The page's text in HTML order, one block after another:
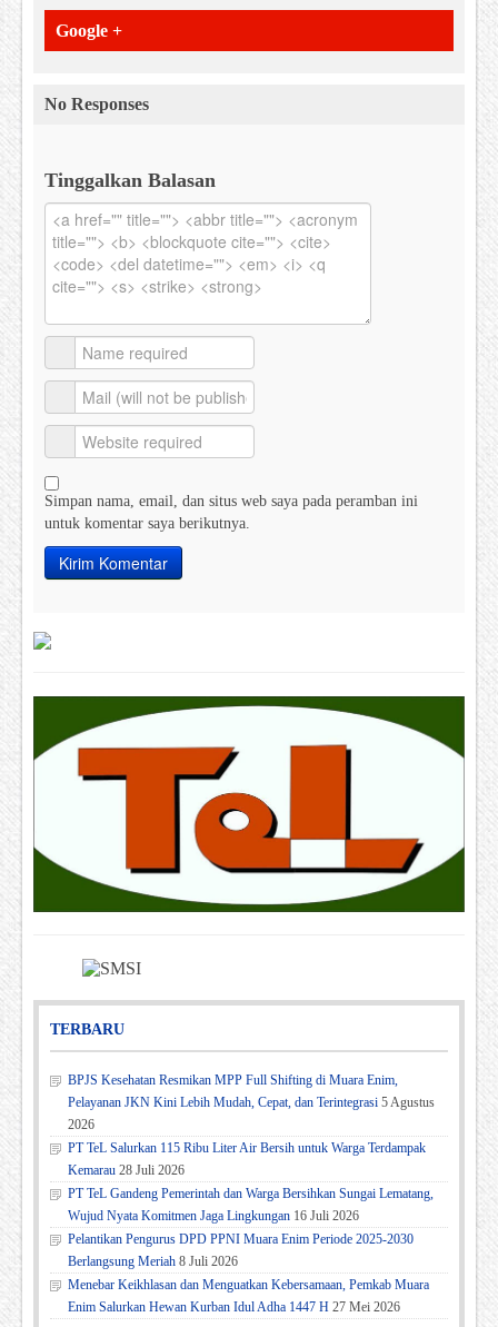
Google +
No Responses
Tinggalkan Balasan
Simpan nama, email, dan situs web saya pada peramban ini
untuk komentar saya berikutnya.
TERBARU
BPJS Kesehatan Resmikan MPP Full Shifting di Muara Enim,
Pelayanan JKN Kini Lebih Mudah, Cepat, dan Terintegrasi 5 Agustus
2026
PT TeL Salurkan 115 Ribu Liter Air Bersih untuk Warga Terdampak
Kemarau 28 Juli 2026
PT TeL Gandeng Pemerintah dan Warga Bersihkan Sungai Lematang,
Wujud Nyata Komitmen Jaga Lingkungan 16 Juli 2026
Pelantikan Pengurus DPD PPNI Muara Enim Periode 2025-2030
Berlangsung Meriah 8 Juli 2026
Menebar Keikhlasan dan Menguatkan Kebersamaan, Pemkab Muara
Enim Salurkan Hewan Kurban Idul Adha 1447 H 27 Mei 2026